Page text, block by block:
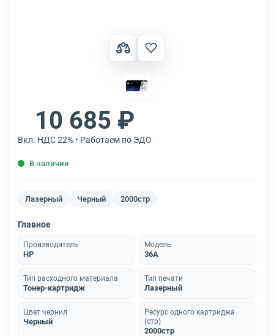
10 685 ₽
Вкл. НДС 22% • Работаем по ЭДО
В наличии
Лазерный Черный 2000стр
Главное
Производитель
HP
Модель
36A
Тип расходного материала
Тонер-картридж
Тип печати
Лазерный
Цвет чернил
Черный
Ресурс одного картриджа
(стр)
2000стр